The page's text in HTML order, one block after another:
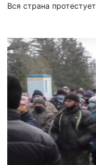
Вся страна протестует